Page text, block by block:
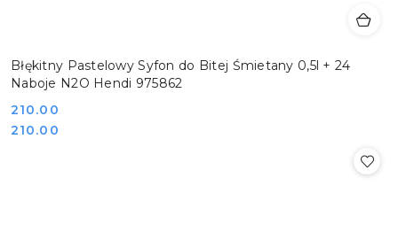
Błękitny Pastelowy Syfon do Bitej Śmietany 0,5l + 24
Naboje N2O Hendi 975862
Cena:
210.00
Cena:
210.00